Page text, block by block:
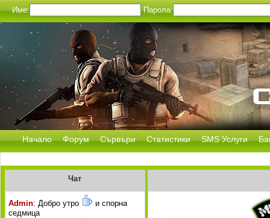
Име: Парола:
Начало Форум Сървъри Статистики SMS Услуги
Чат
Admin: Добро утро
и спорна
седмица